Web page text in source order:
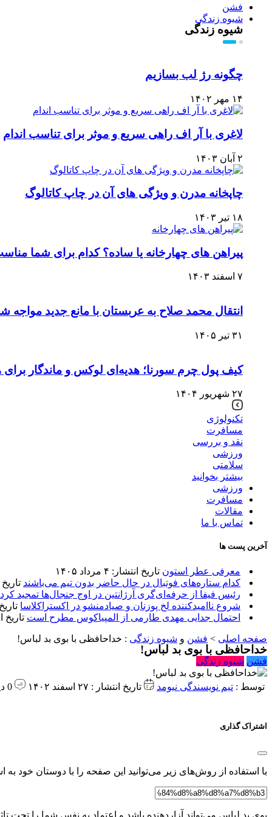
فشن
شیوه زندگی
شیوه زندگی
چگونه رژ لب بسازیم
۱۴ مهر ۱۴۰۲
لاغری با آر اف راهی سریع و موثر برای تناسب اندام
۲ آبان ۱۴۰۳
چاپخانه مدرن و ویژگی های آن در چاپ کاتالوگ
۱۸ تیر ۱۴۰۳
پیراهن‌ های چهارخانه یا ساده؟ کدام برای شما
۷ اسفند ۱۴۰۳
انتقال محمد صلاح به عربستان با مانع جدید مواجه
۳۱ تیر ۱۴۰۵
کیف پول چرم سورنا؛ هدیه‌ای لوکس و ماندگار برای
۲۷ شهریور ۱۴۰۴
تکنولوژی
مسافرت
نقد و بررسی
ورزشی
سلامتی
بیشتر بخوانید
ورزشی
مسافرت
مقالات
تماس با ما
آخرین پست ها
معرفی عطر استون تاریخ انتشار: ۴ مرداد ۱۴۰۵
کدام ستاره‌های فوتبال در حال حاضر بدون تیم می‌باشند تاریخ
رئیس فیفا از حرفه‌ای‌گری آرژانتین در اوج جنجال‌ها تمجید کرد
شروع ناامیدکننده لخ پوزنان و صیادمنشو در اکستراکلاسا تاریخ
احتمال جدایی مهدی طارمی از المپیاکوس مطرح است تاریخ
صفحه اصلی > فشن و شیوه زندگی : خداحافظی با بوی بد لباس!
خداحافظی با بوی بد لباس!
فشن شیوه زندگی
توسط : تیم نویسندگی نیومد تاریخ انتشار : ۲۷ اسفند ۱۴۰۲
اشتراک گذاری
با استفاده از روش‌های زیر می‌توانید این صفحه را با دوستان خود به
بوی بد لباس می‌تواند آزاردهنده باشد و اعتماد به نفس شما را